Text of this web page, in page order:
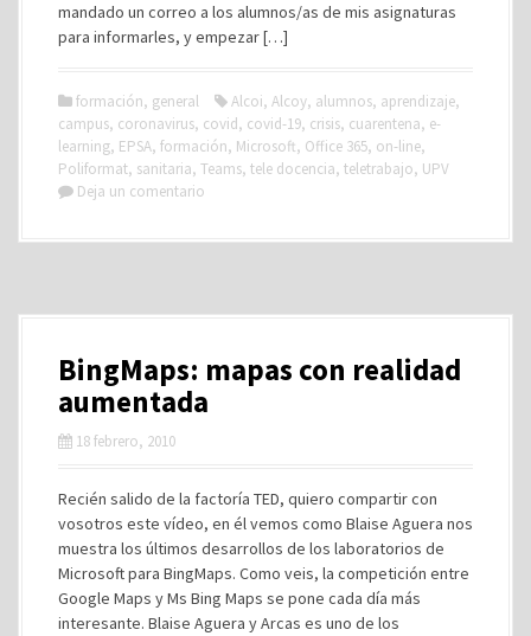
mandado un correo a los alumnos/as de mis asignaturas
para informarles, y empezar […]
formación, general Alcoi, Alcoy, alumnos, aprendizaje,
campus, coronavirus, covid, covid-19, crisis, cuarentena, e-
learning, EPSA, formación, Microsoft, Office 365, on-line,
Poliformat, sanitaria, Teams, tele docencia, teletrabajo, UPV
Deja un comentario
BingMaps: mapas con realidad
aumentada
18 febrero, 2010
Recién salido de la factoría TED, quiero compartir con
vosotros este vídeo, en él vemos como Blaise Aguera nos
muestra los últimos desarrollos de los laboratorios de
Microsoft para BingMaps. Como veis, la competición entre
Google Maps y Ms Bing Maps se pone cada día más
interesante. Blaise Aguera y Arcas es uno de los